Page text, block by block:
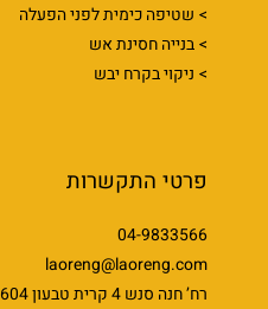
שטיפה כימית לפני הפעלה
בנייה חסינת אש
ניקוי בקרח יבש
פרטי התקשרות
04-9833566
laoreng@laoreng.com
רח’ חנה סנש 4 קרית טבעון 3603604